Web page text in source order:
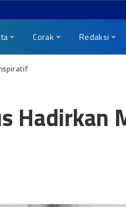
Corak Redaksi
Hadirkan